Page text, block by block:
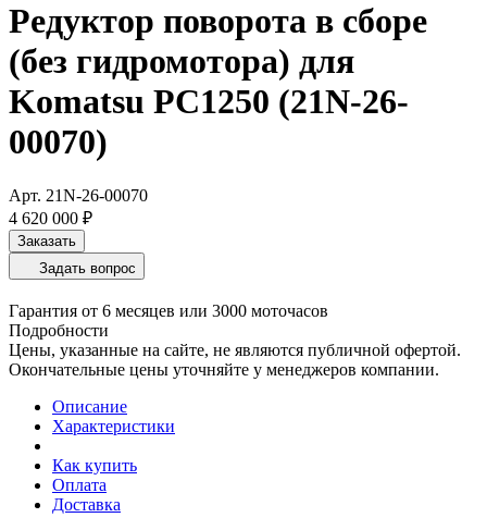
Редуктор поворота в сборе
(без гидромотора) для
Komatsu PC1250 (21N-26-
00070)
Арт. 21N-26-00070
4 620 000 ₽
Заказать
Задать вопрос
Гарантия от 6 месяцев или 3000 моточасов
Подробности
Цены, указанные на сайте, не являются публичной офертой.
Окончательные цены уточняйте у менеджеров компании.
Описание
Характеристики
Как купить
Оплата
Доставка